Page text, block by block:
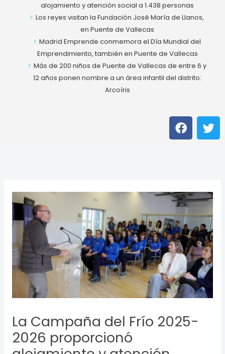
alojamiento y atención social a 1.438 personas
Los reyes visitan la Fundación José María de Llanos,
en Puente de Vallecas
Madrid Emprende conmemora el Día Mundial del
Emprendimiento, también en Puente de Vallecas
Más de 200 niños de Puente de Vallecas de entre 6 y
12 años ponen nombre a un área infantil del distrito:
Arcoíris
F
a
c
o
k
T
w
i
r
La Campaña del Frío 2025-
2026 proporcionó